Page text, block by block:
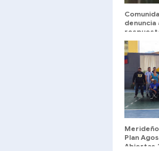
denuncia
Plan
Abiertas